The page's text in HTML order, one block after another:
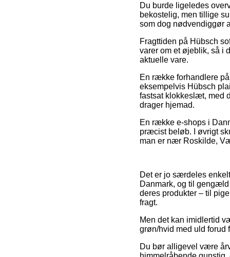
Du burde ligeledes
bekostelig, men tillige
som dog nødvendiggør
Fragttiden på Hübsch
varer om et øjeblik, så i
aktuelle vare.
En række forhandlere
eksempelvis Hübsch
fastsat klokkeslæt, med
drager hjemad.
En række e-shops i
præcist beløb. I øvrigt
man er nær Roskilde,
Det er jo særdeles
Danmark, og til
deres produkter – til
fragt.
Men det kan imidlertid
grøn/hvid med uld forud
Du bør alligevel være